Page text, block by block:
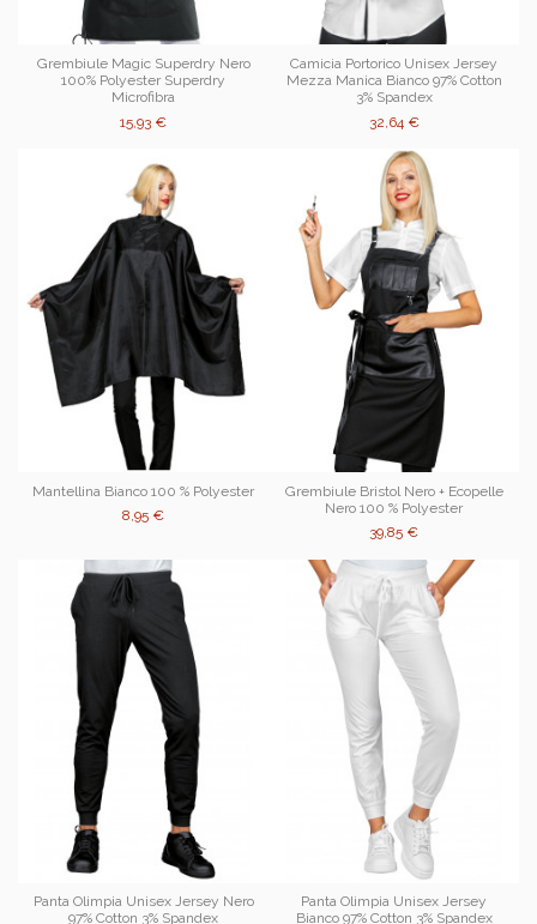
Grembiule Magic Superdry Nero
100% Polyester Superdry
Microfibra
15,93 €
Camicia Portorico Unisex Jersey
Mezza Manica Bianco 97% Cotton
3% Spandex
32,64 €
Mantellina Bianco 100 % Polyester
8,95 €
Grembiule Bristol Nero + Ecopelle
Nero 100 % Polyester
39,85 €
Panta Olimpia Unisex Jersey Nero
97% Cotton 3% Spandex
Panta Olimpia Unisex Jersey
Bianco 97% Cotton 3% Spandex